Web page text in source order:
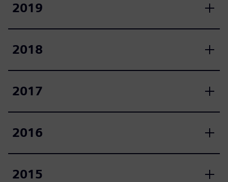
2019
2018
2017
2016
2015